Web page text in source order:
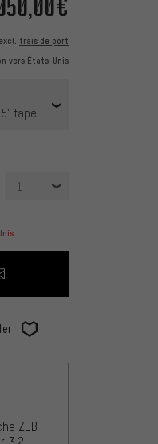
excl. frais de port
vers États-Unis
tapered | Axe Traversant 15
1
ZEB